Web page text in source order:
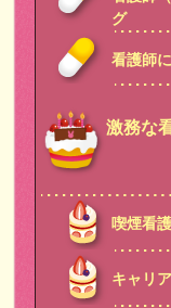
グ
看護師
激務な
喫煙看
キャリ